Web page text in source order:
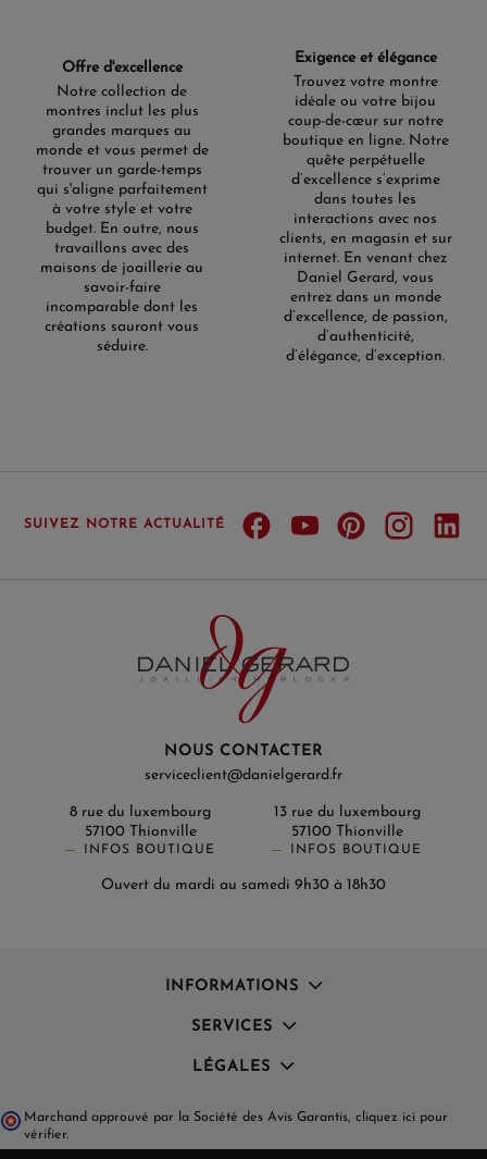
Offre d'excellence
Notre collection de
montres inclut les plus
grandes marques au
monde et vous permet de
trouver un garde-temps
qui s'aligne parfaitement
à votre style et votre
budget. En outre, nous
travaillons avec des
maisons de joaillerie au
savoir-faire
incomparable dont les
créations sauront vous
séduire.
Exigence et élégance
Trouvez votre montre
idéale ou votre bijou
coup-de-cœur sur notre
boutique en ligne. Notre
quête perpétuelle
d’excellence s’exprime
dans toutes les
interactions avec nos
clients, en magasin et sur
internet. En venant chez
Daniel Gerard, vous
entrez dans un monde
d’excellence, de passion,
d’authenticité,
d’élégance, d’exception.
SUIVEZ NOTRE ACTUALITÉ
NOUS CONTACTER
serviceclient@danielgerard.fr
8 rue du luxembourg
57100 Thionville
INFOS BOUTIQUE
13 rue du luxembourg
57100 Thionville
INFOS BOUTIQUE
Ouvert du mardi au samedi 9h30 à 18h30
INFORMATIONS
SERVICES
LÉGALES
Marchand approuvé par la Société des Avis Garantis, cliquez ici pour
vérifier.